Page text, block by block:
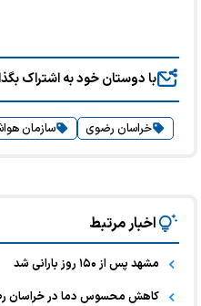
با دوستان خود به اشتراک
خراسان رضوی سازمان
اخبار مرتبط
مشهد پس از ۱۵۰ روز بارانی شد
کاهش محسوس دما در خراسان